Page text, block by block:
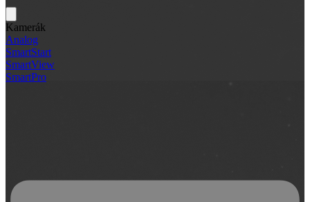
Kamerák
Analog
SmartStart
SmartView
SmartPro